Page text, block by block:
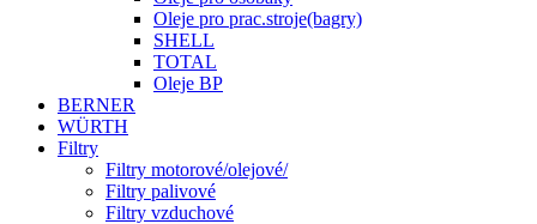
Oleje pro prac.stroje(bagry)
SHELL
TOTAL
Oleje BP
BERNER
WÜRTH
Filtry
Filtry motorové/olejové/
Filtry palivové
Filtry vzduchové